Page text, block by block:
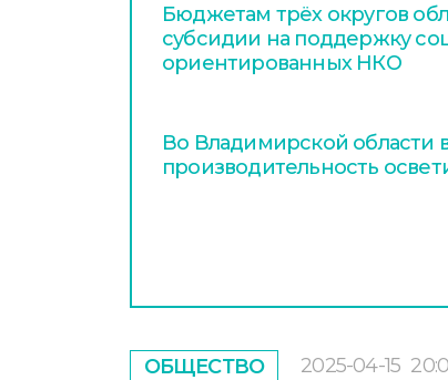
Бюджетам трёх округов
субсидии на поддержку
ориентированных НКО
Во Владимирской области
производительность
ОБЩЕСТВО 2025-04-15